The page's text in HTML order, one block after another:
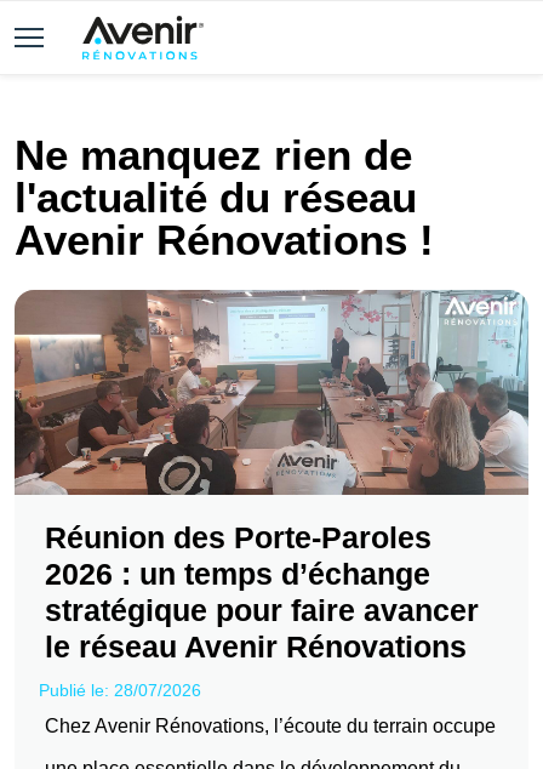
Ne manquez rien de
l'actualité du réseau
Avenir Rénovations !
Réunion des Porte-Paroles
2026 : un temps d’échange
stratégique pour faire avancer
le réseau Avenir Rénovations
Publié le: 28/07/2026
Chez Avenir Rénovations, l’écoute du terrain occupe